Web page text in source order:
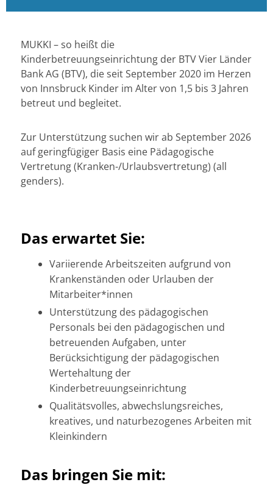
MUKKI – so heißt die
Kinderbetreuungseinrichtung der BTV Vier Länder
Bank AG (BTV), die seit September 2020 im Herzen
von Innsbruck Kinder im Alter von 1,5 bis 3 Jahren
betreut und begleitet.
Zur Unterstützung suchen wir ab September 2026
auf geringfügiger Basis eine Pädagogische
Vertretung (Kranken-/Urlaubsvertretung) (all
genders).
Das erwartet Sie:
Variierende Arbeitszeiten aufgrund von
Krankenständen oder Urlauben der
Mitarbeiter*innen
Unterstützung des pädagogischen
Personals bei den pädagogischen und
betreuenden Aufgaben, unter
Berücksichtigung der pädagogischen
Wertehaltung der
Kinderbetreuungseinrichtung
Qualitätsvolles, abwechslungsreiches,
kreatives, und naturbezogenes Arbeiten mit
Kleinkindern
Das bringen Sie mit: